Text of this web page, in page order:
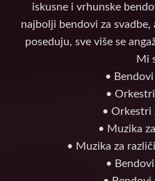
iskusne i vrhunske
najbolji bendovi za
poseduju, sve više se
Mi
• Bendovi
•
• Orkestri
• Muzika
• Muzika za
•